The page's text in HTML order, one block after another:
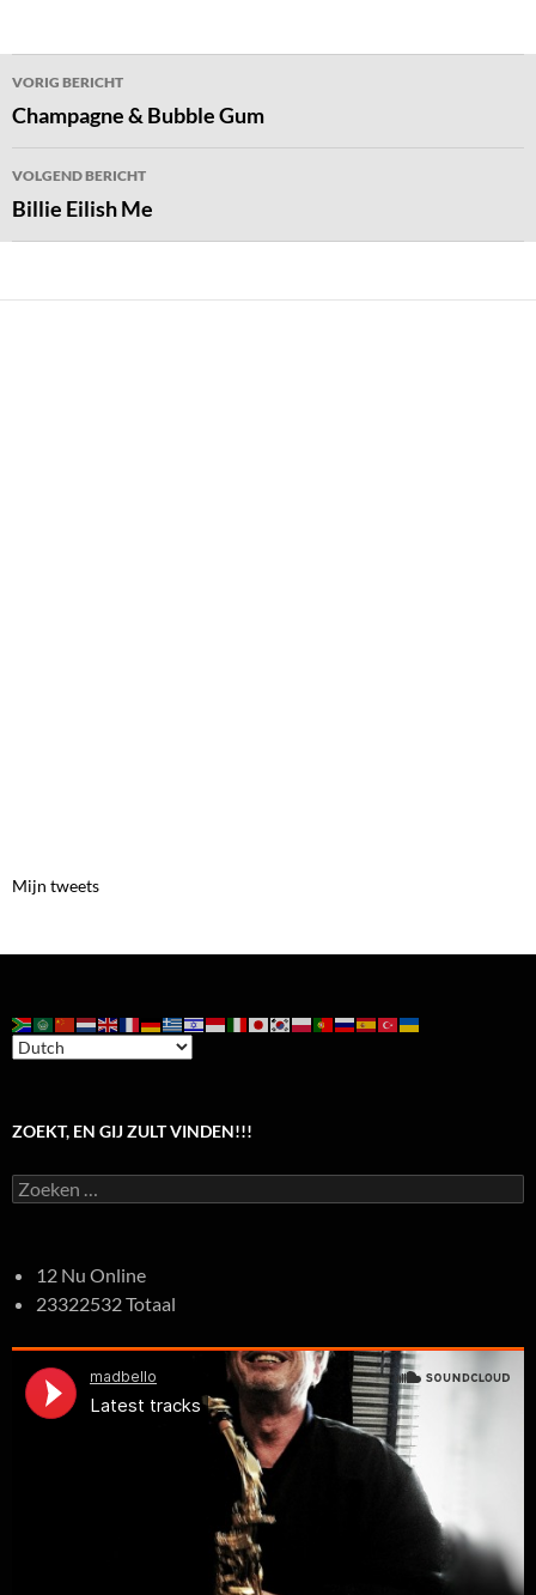
Bericht
navigatie
VORIG BERICHT
Champagne & Bubble Gum
VOLGEND BERICHT
Billie Eilish Me
Mijn tweets
ZOEKT, EN GIJ ZULT VINDEN!!!
Zoeken
naar:
12 Nu Online
23322532 Totaal